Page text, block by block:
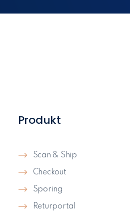
Produkt
Scan & Ship
Checkout
Sporing
Returportal